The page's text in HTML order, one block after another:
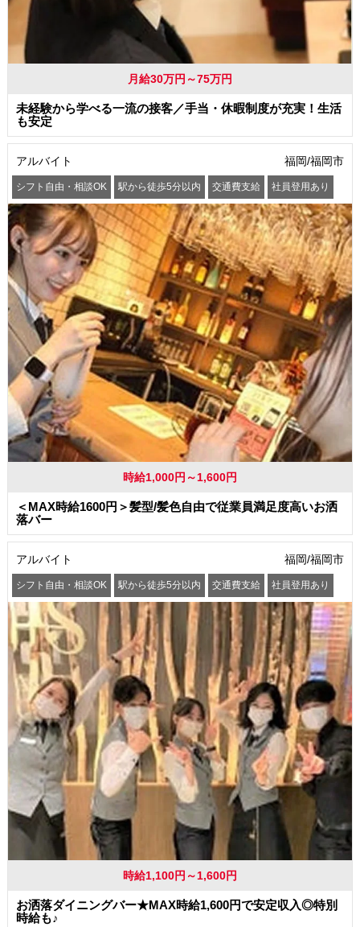
月給30万円～75万円
未経験から学べる一流の接客／手当・休暇制度が充実！生活
も安定
アルバイト 福岡/福岡市
シフト自由・相談OK 駅から徒歩5分以内 交通費支給 社員登用あり
時給1,000円～1,600円
＜MAX時給1600円＞髪型/髪色自由で従業員満足度高いお洒
落バー
アルバイト 福岡/福岡市
シフト自由・相談OK 駅から徒歩5分以内 交通費支給 社員登用あり
時給1,100円～1,600円
お洒落ダイニングバー★MAX時給1,600円で安定収入◎特別
時給も♪